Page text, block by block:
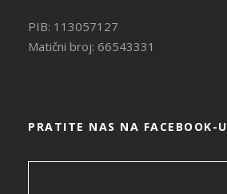
PIB: 113057127
Matični broj: 66543331
PRATITE NAS NA FACEBOOK-U